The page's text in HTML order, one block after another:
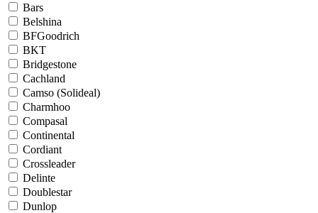
Bars
Belshina
BFGoodrich
BKT
Bridgestone
Cachland
Camso (Solideal)
Charmhoo
Compasal
Continental
Cordiant
Crossleader
Delinte
Doublestar
Dunlop